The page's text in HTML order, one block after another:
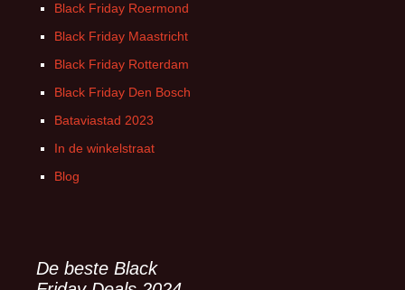
Black Friday Roermond
Black Friday Maastricht
Black Friday Rotterdam
Black Friday Den Bosch
Bataviastad 2023
In de winkelstraat
Blog
De beste Black